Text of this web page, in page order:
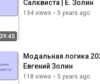
Салквиста | Е. Золин
134 views • 5 years ago
Модальная логика
Евгений Золин
118 views • 5 years ago